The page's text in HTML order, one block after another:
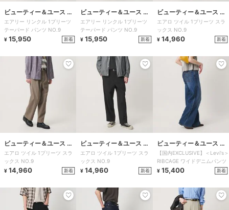
ビューティー＆ユース ユ
ナイテッドアローズ
エアリー リンクル 1プリーツ
テーパード パンツ NO.9
¥ 15,950 新着
ビューティー＆ユース ユ
ナイテッドアローズ
エアリー リンクル 1プリーツ
テーパード パンツ NO.9
¥ 15,950 新着
ビューティー＆ユース ユ
ナイテッドアローズ
エアロ ツイル 1プリーツ スラ
ックス NO.9
¥ 14,960 新着
ビューティー＆ユース ユ
ナイテッドアローズ
エアロ ツイル 1プリーツ スラ
ックス NO.9
¥ 14,960 新着
ビューティー＆ユース ユ
ナイテッドアローズ
エアロ ツイル 1プリーツ スラ
ックス NO.9
¥ 14,960 新着
ビューティー＆ユース ユ
ナイテッドアローズ
【国内EXCLUSIVE】＜Levi's＞
RIBCAGE ワイドデニムパンツ
¥ 15,400 新着